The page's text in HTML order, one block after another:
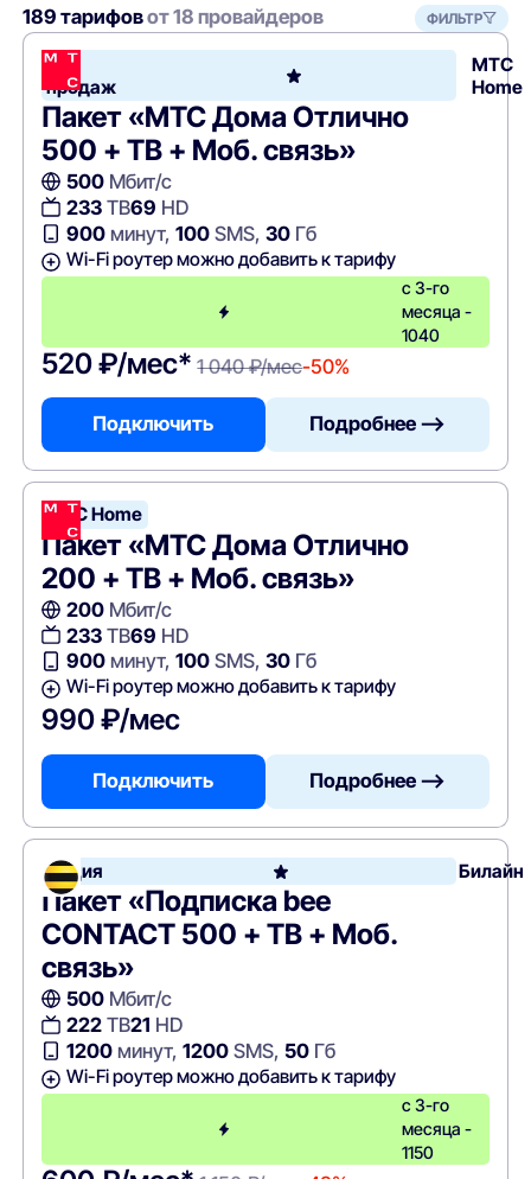
189 тарифовот 18 провайдеров ФИЛЬТР
Хит
продаж
МТС
Home
Пакет «МТС Дома Отлично
500 + ТВ + Моб. связь»
500Мбит/с
233ТВ69 HD
900минут, 100SMS, 30Гб
Wi-Fi роутер можно добавить к тарифу
с 3-го
месяца -
1040
520 ₽/мес* 1 040 ₽/мес-50%
Подключить Подробнее —>
МТС Home
Пакет «МТС Дома Отлично
200 + ТВ + Моб. связь»
200Мбит/с
233ТВ69 HD
900минут, 100SMS, 30Гб
Wi-Fi роутер можно добавить к тарифу
990 ₽/мес
Подключить Подробнее —>
Акция Билайн
Пакет «Подписка bee
CONTACT 500 + ТВ + Моб.
связь»
500Мбит/с
222ТВ21 HD
1200минут, 1200SMS, 50Гб
Wi-Fi роутер можно добавить к тарифу
с 3-го
месяца -
1150